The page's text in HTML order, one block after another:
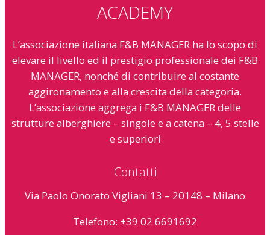
ACADEMY
L’associazione italiana F&B MANAGER ha lo scopo di
elevare il livello ed il prestigio professionale dei F&B
MANAGER, nonché di contribuire al costante
aggironamento e alla crescita della categoria.
L’associazione aggrega i F&B MANAGER delle
strutture alberghiere – singole e a catena – 4, 5 stelle
e superiori
Contatti
Via Paolo Onorato Vigliani 13 – 20148 – Milano
Telefono: +39 02 6691692